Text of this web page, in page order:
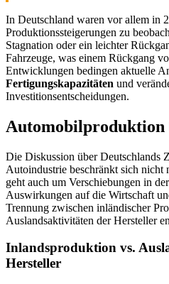
In Deutschland waren vor allem in
Produktionssteigerungen zu
Stagnation oder ein leichter
Fahrzeuge, was einem Rückgang
Entwicklungen bedingen aktuelle
Fertigungskapazitäten und
Investitionsentscheidungen.
Automobilproduktion
Die Diskussion über Deutschlands
Autoindustrie beschränkt sich nicht
geht auch um Verschiebungen in
Auswirkungen auf die Wirtschaft
Trennung zwischen inländischer
Auslandsaktivitäten der Hersteller
Inlandsproduktion vs.
Hersteller